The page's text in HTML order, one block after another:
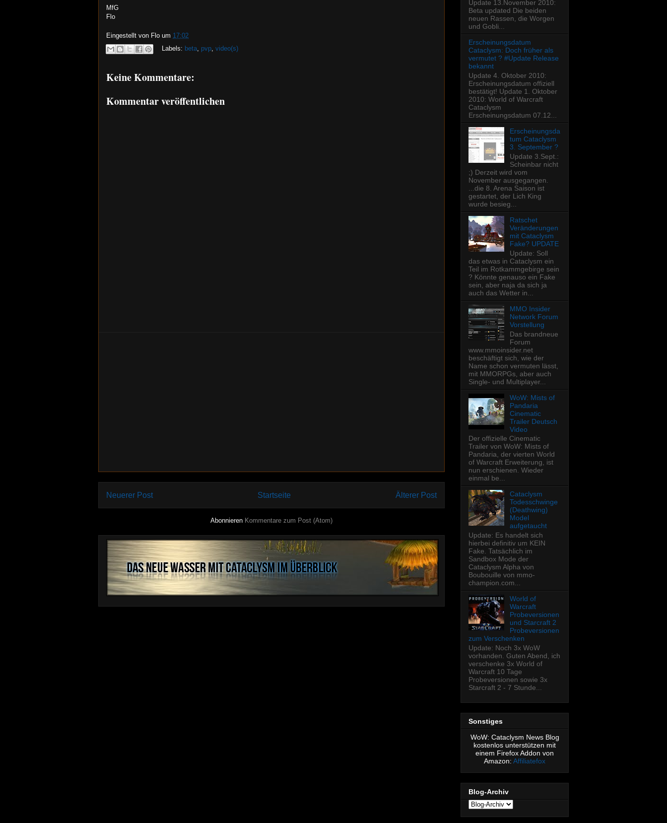
MfG
Flo
Eingestellt von Flo um 17:02
Labels: beta pvp video(s)
Keine Kommentare:
Kommentar veröffentlichen
Neuerer Post Älterer Post
Startseite
Abonnieren Kommentare zum Post (Atom)
Update 13.November 2010:
Beta updated Die beiden
neuen Rassen, die Worgen
und Gobli...
Erscheinungsdatum
Cataclysm: Doch früher als
vermutet ? #Update Release
bekannt
Update 4. Oktober 2010:
Erscheinungsdatum offiziell
bestätigt! Update 1. Oktober
2010: World of Warcraft
Cataclysm
Erscheinungsdatum 07.12...
Erscheinungsda
tum Cataclysm
3. September ?
Update 3.Sept.:
Scheinbar nicht
;) Derzeit wird vom
November ausgegangen.
...die 8. Arena Saison ist
gestartet, der Lich King
wurde besieg...
Ratschet
Veränderungen
mit Cataclysm
Fake? UPDATE
Update: Soll
das etwas in Cataclysm ein
Teil im Rotkammgebirge sein
? Könnte genauso ein Fake
sein, aber naja da sich ja
auch das Wetter in...
MMO Insider
Network Forum
Vorstellung
Das brandneue
Forum
www.mmoinsider.net
beschäftigt sich, wie der
Name schon vermuten lässt,
mit MMORPGs, aber auch
Single- und Multiplayer...
WoW: Mists of
Pandaria
Cinematic
Trailer Deutsch
Video
Der offizielle Cinematic
Trailer von WoW: Mists of
Pandaria, der vierten World
of Warcraft Erweiterung, ist
nun erschienen. Wieder
einmal be...
Cataclysm
Todesschwinge
(Deathwing)
Model
aufgetaucht
Update: Es handelt sich
hierbei definitiv um KEIN
Fake. Tatsächlich im
Sandbox Mode der
Cataclysm Alpha von
Boubouille von mmo-
champion.com...
World of
Warcraft
Probeversionen
und Starcraft 2
Probeversionen
zum Verschenken
Update: Noch 3x WoW
vorhanden. Guten Abend, ich
verschenke 3x World of
Warcraft 10 Tage
Probeversionen sowie 3x
Starcraft 2 - 7 Stunde...
Sonstiges
WoW: Cataclysm News Blog
kostenlos unterstützen mit
einem Firefox Addon von
Amazon: Affiliatefox
Blog-Archiv